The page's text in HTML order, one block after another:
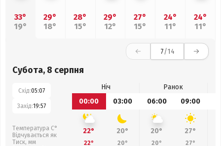
33°
19°
29°
18°
28°
15°
29°
12°
27°
15°
24°
11°
24°
11°
7/14
Субота, 8 серпня
Схід:05:07
Захід:19:57
Температура С°
Відчувається як
Тиск, мм
Ніч
Ранок
00:00
03:00 06:00 09:00
22° 20° 20° 27°
22° 20° 20° 27°